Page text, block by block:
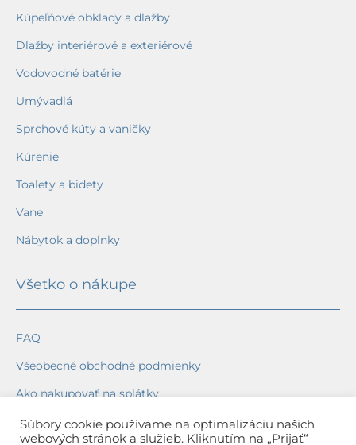
Kúpeľňové obklady a dlažby
Dlažby interiérové a exteriérové
Vodovodné batérie
Umývadlá
Sprchové kúty a vaničky
Kúrenie
Toalety a bidety
Vane
Nábytok a doplnky
Všetko o nákupe
FAQ
Všeobecné obchodné podmienky
Ako nakupovať na splátky
Ochrana osobných údajov
Súbory cookie používame na optimalizáciu našich
webových stránok a služieb. Kliknutím na „Prijať“